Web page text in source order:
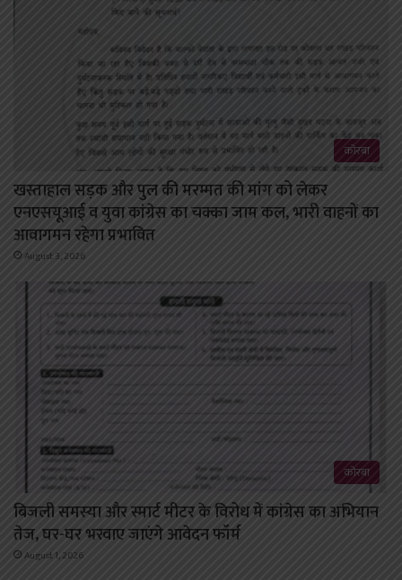
कोरबा
खस्ताहाल सड़क और पुल की मरम्मत की मांग को लेकर
एनएसयूआई व युवा कांग्रेस का चक्का जाम कल, भारी वाहनों का
आवागमन रहेगा प्रभावित
August 3, 2026
कोरबा
बिजली समस्या और स्मार्ट मीटर के विरोध में कांग्रेस का अभियान
तेज, घर-घर भरवाए जाएंगे आवेदन फॉर्म
August 1, 2026